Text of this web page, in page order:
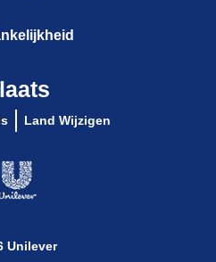
Land Wijzigen
Unilever